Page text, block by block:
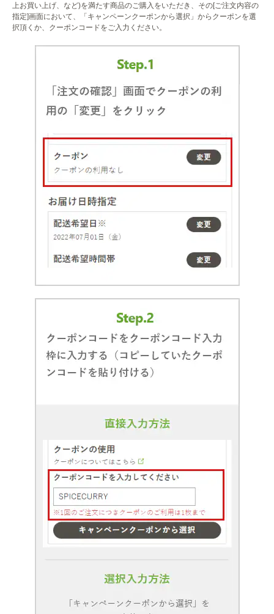
上お買い上げ、など)を満たす商品のご購入をいただき、その[ご注文内容の
指定]画面において、「キャンペーンクーポンから選択」からクーポンを選
択頂くか、クーポンコードをご入力ください。